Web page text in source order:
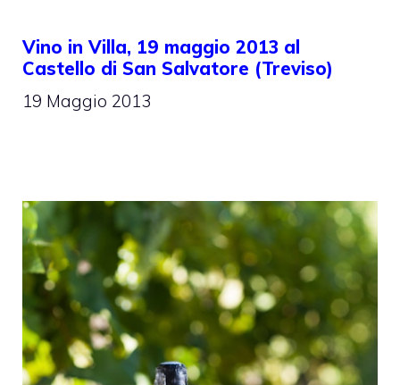
Vino in Villa, 19 maggio 2013 al
Castello di San Salvatore (Treviso)
19 Maggio 2013